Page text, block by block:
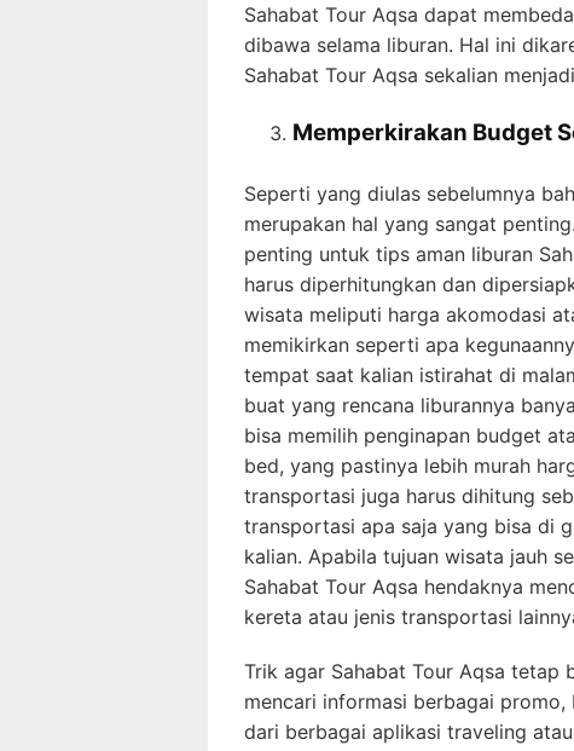
Sahabat Tour Aqsa dapat
dibawa selama liburan. Hal ini
Sahabat Tour Aqsa sekalian
Memperkirakan Budget
Seperti yang diulas sebelumnya
merupakan hal yang sangat
penting untuk tips aman liburan
harus diperhitungkan dan
wisata meliputi harga akomodasi
memikirkan seperti apa
tempat saat kalian istirahat di
buat yang rencana liburannya
bisa memilih penginapan budget
bed, yang pastinya lebih murah
transportasi juga harus dihitung
transportasi apa saja yang bisa di
kalian. Apabila tujuan wisata jauh
Sahabat Tour Aqsa hendaknya
kereta atau jenis transportasi
Trik agar Sahabat Tour Aqsa tetap
mencari informasi berbagai
dari berbagai aplikasi traveling